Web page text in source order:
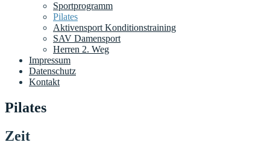
Sportprogramm
Pilates
Aktivensport Konditionstraining
SAV Damensport
Herren 2. Weg
Impressum
Datenschutz
Kontakt
Pilates
Zeit